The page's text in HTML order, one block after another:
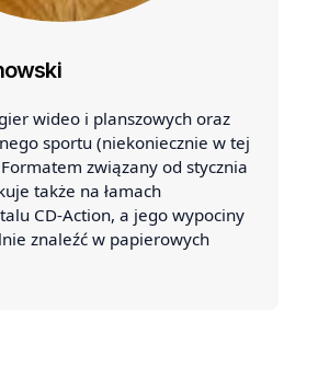
wideo i planszowych oraz
sportu (niekoniecznie w tej
związany od stycznia
także na łamach
CD-Action, a jego wypociny
znaleźć w papierowych